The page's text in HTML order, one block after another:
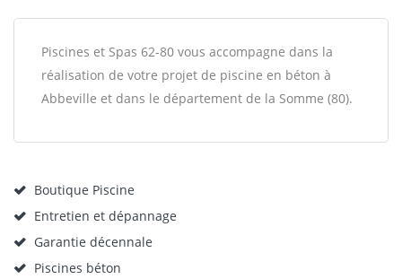
Piscines et Spas 62-80 vous accompagne dans la
réalisation de votre projet de piscine en béton à
Abbeville et dans le département de la Somme (80).
Boutique Piscine
Entretien et dépannage
Garantie décennale
Piscines béton